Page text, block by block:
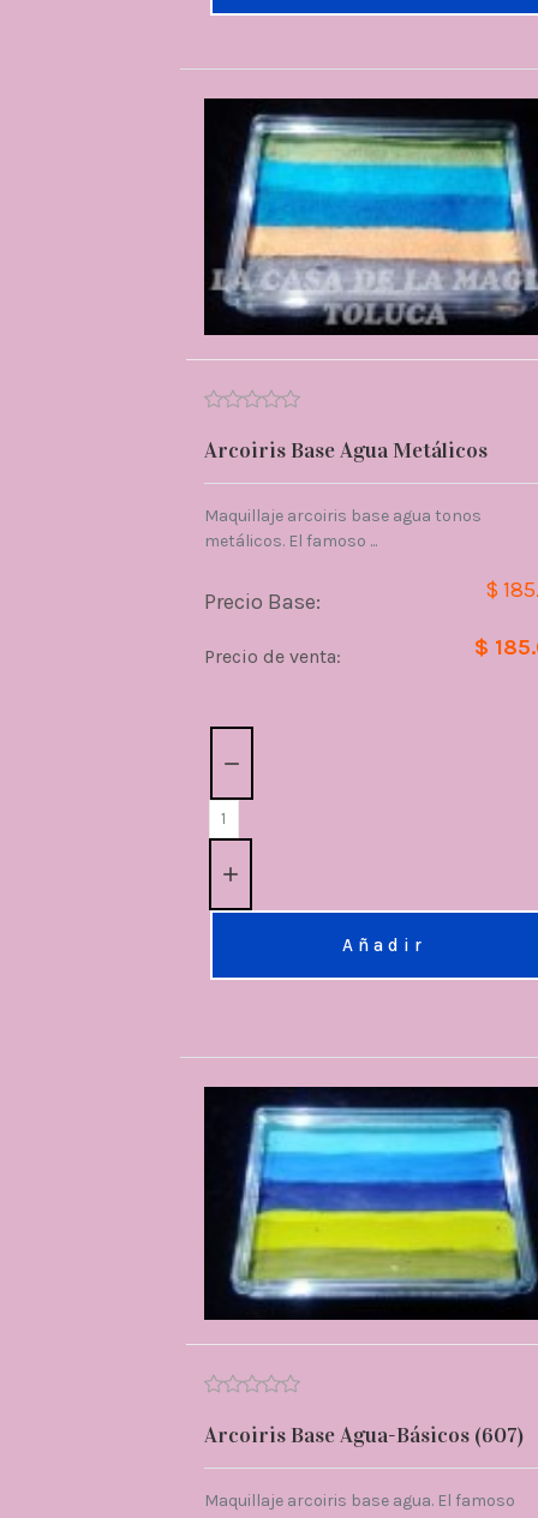
Arcoiris Base Agua Metálicos
Maquillaje arcoiris base agua tonos
metálicos. El famoso ...
Precio Base: $
Precio de venta: $
Añadir
Arcoiris Base Agua-Básicos (607)
Maquillaje arcoiris base agua. El famoso